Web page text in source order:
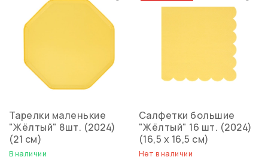
Тарелки маленькие
"Жёлтый" 8шт. (2024)
(21 см)
В наличии
Салфетки большие
"Жёлтый" 16 шт. (2024)
(16,5 х 16,5 см)
Нет в наличии